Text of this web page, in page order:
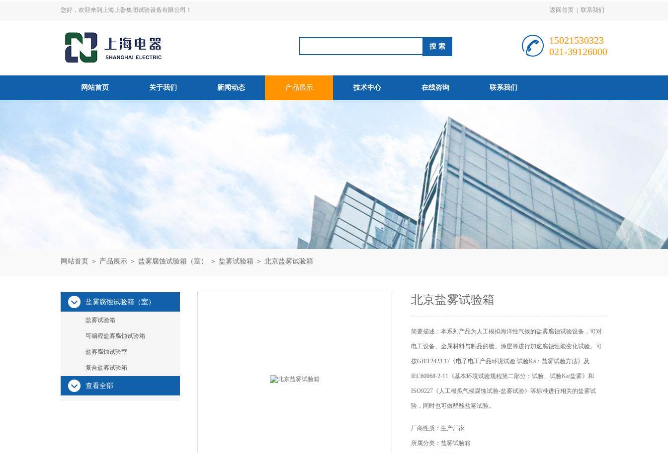
您好，欢迎来到上海上器集团试验设备有限公司！ 返回首页 联系我们
15021530323
021-39126000
网站首页 关于我们 新闻动态 产品展示 技术中心 在线咨询 联系我们
网站首页 ＞ 产品展示 ＞ 盐雾腐蚀试验箱（室） ＞ 盐雾试验箱 ＞ 北京盐雾试验箱
盐雾腐蚀试验箱（室）
盐雾试验箱
可编程盐雾腐蚀试验箱
盐雾腐蚀试验室
复合盐雾试验箱
查看全部
北京盐雾试验箱
简要描述：本系列产品为人工模拟海洋性气候的盐雾腐蚀试验设备，可对
电工设备、金属材料与制品的镀、涂层等进行加速腐蚀性能变化试验。可
按GB/T2423.17《电子电工产品环境试验 试验Ka：盐雾试验方法》及
IEC60068-2-11《基本环境试验规程第二部分：试验、试验Ka:盐雾》和
ISO9227《人工模拟气候腐蚀试验-盐雾试验》等标准进行相关的盐雾试
验，同时也可做醋酸盐雾试验。
厂商性质：生产厂家
所属分类：盐雾试验箱